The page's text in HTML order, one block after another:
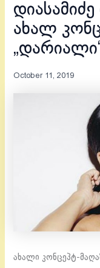
ახალ
October 11, 2019
ახალი კონცეპტ-